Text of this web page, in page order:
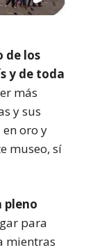
de los
y de toda
más
y sus
oro y
museo, sí
pleno
para
mientras